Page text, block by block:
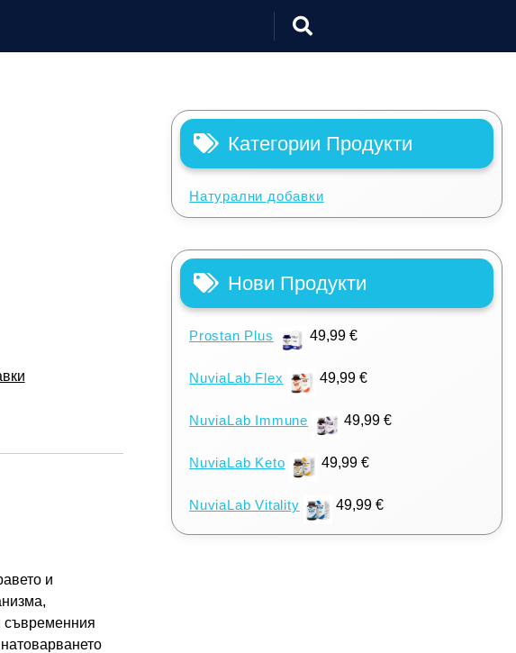
и
съвременния
Категории Продукти
Натурални добавки
Нови Продукти
Prostan Plus 49,99 €
NuviaLab Flex 49,99 €
NuviaLab Immune 49,99€
NuviaLab Keto 49,99 €
NuviaLab Vitality 49,99 €